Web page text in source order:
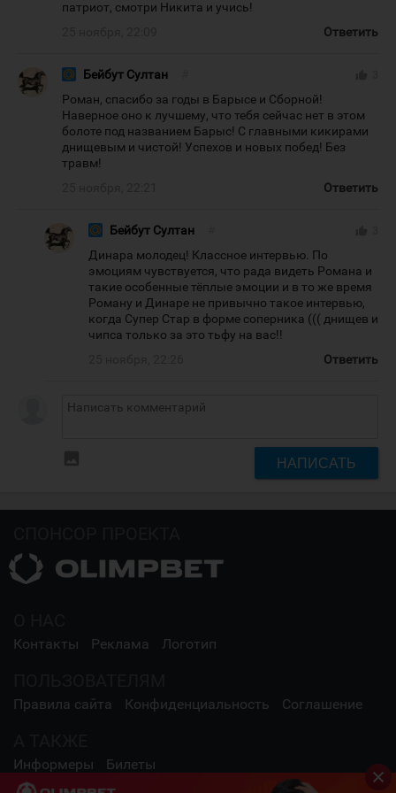
патриот, смотри Никита и учись!
Ответить
Бейбут Султан
Роман, спасибо за годы в Барысе и Сборной!
Наверное оно к лучшему, что тебя сейчас нет в этом
болоте под названием Барыс! С главными кикирами
днищевым и чистой! Успехов и новых побед! Без
травм!
Ответить
Бейбут Султан
Динара молодец! Классное интервью. По
эмоциям чувствуется, что рада видеть Романа и
такие особенные тёплые эмоции и в то же время
Роману и Динаре не привычно такое интервью,
когда Супер Стар в форме соперника ((( днищев и
чипса только за это тьфу на вас!!
Ответить
НАПИСАТЬ
Контакты Реклама Логотип
Правила сайта Конфиденциальность Соглашение
Информеры Билеты